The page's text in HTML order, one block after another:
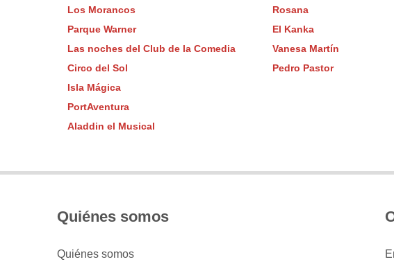
Los Morancos
Parque Warner
Las noches del Club de la Comedia
Circo del Sol
Isla Mágica
PortAventura
Aladdin el Musical
Rosana
El Kanka
Vanesa Martín
Pedro Pastor
Quiénes somos
Quiénes somos